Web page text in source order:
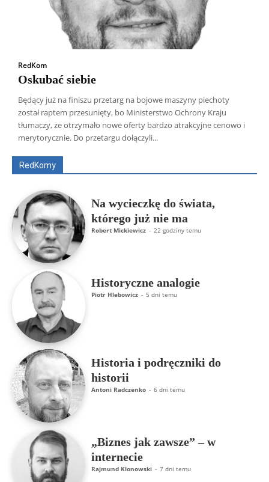
RedKom
Oskubać siebie
Będący już na finiszu przetarg na bojowe maszyny piechoty
został raptem przesunięty, bo Ministerstwo Ochrony Kraju
tłumaczy, że otrzymało nowe oferty bardzo atrakcyjne cenowo i
merytorycznie. Do przetargu dołączyli...
RedKomy
Wszyscy Aleksander Borowik
Antoni Radczenko
Artur Płokszto
Grzegorz Górny
ks. Jarosław Wąsowicz SDB
Na wycieczkę do świata,
którego już nie ma
Robert Mickiewicz - 22 godziny temu
Historyczne analogie
Piotr Hlebowicz - 5 dni temu
Historia i podręczniki do
historii
Antoni Radczenko - 6 dni temu
„Biznes jak zawsze” – w
internecie
Rajmund Klonowski - 7 dni temu